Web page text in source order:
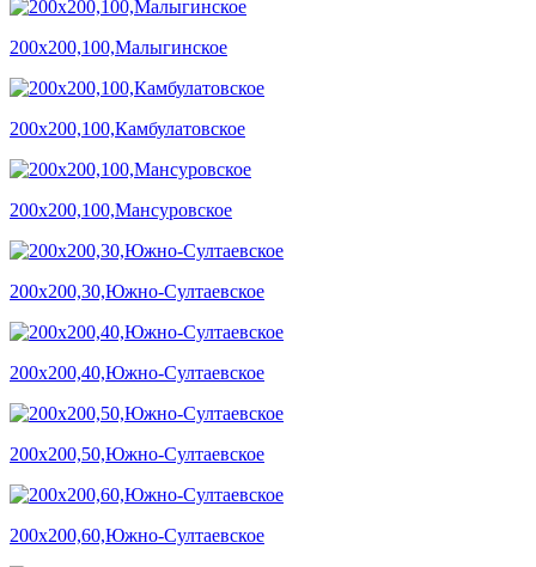
200х200,100,Малыгинское
200х200,100,Камбулатовское
200х200,100,Мансуровское
200х200,30,Южно-Султаевское
200х200,40,Южно-Султаевское
200х200,50,Южно-Султаевское
200х200,60,Южно-Султаевское